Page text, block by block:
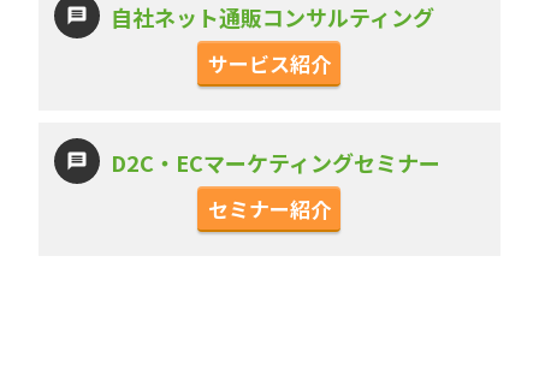
自社ネット通販コンサルティング
サービス紹介
D2C・ECマーケティングセミナー
セミナー紹介